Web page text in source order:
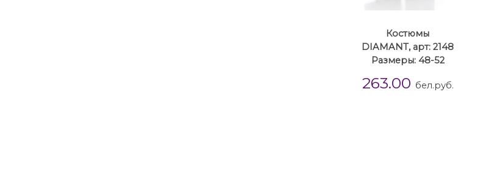
Костюмы
DIAMANT, арт: 2148
Размеры: 48-52
263.00 бел.руб.